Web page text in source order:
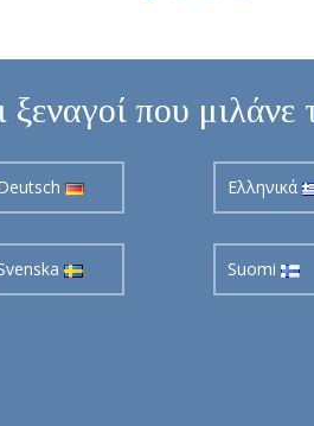
ξεναγοί που
Ελληνικά
Suomi